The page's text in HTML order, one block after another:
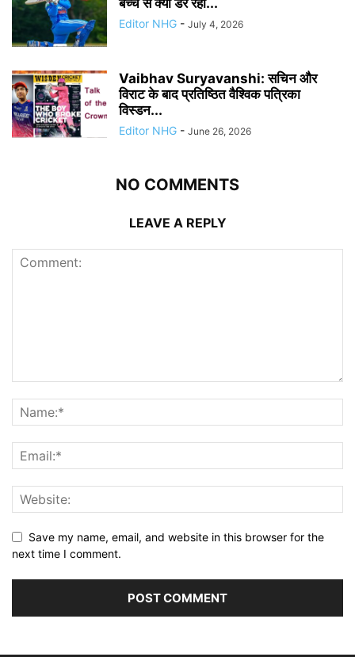
Editor NHG - July 4, 2026
Vaibhav Suryavanshi: सचिन और
विराट के बाद प्रतिष्ठित वैश्विक पत्रिका
विस्डन...
Editor NHG - June 26, 2026
NO COMMENTS
LEAVE A REPLY
Save my name, email, and website in this browser for the
next time I comment.